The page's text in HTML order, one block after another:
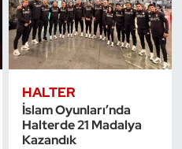
HALTER
İslam Oyunları’nda
Halterde 21 Madalya
Kazandık